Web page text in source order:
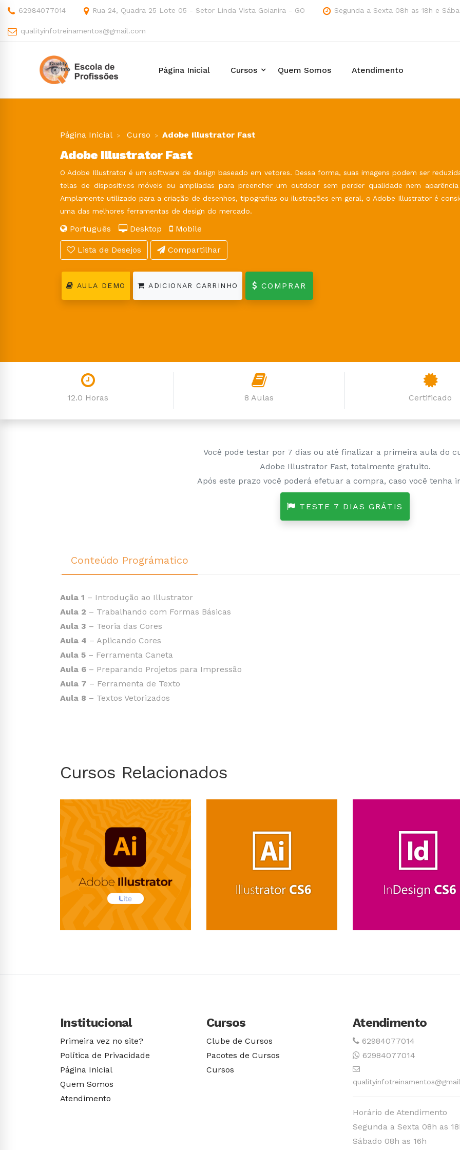
62984077014 Rua 24, Quadra 25 Lote 05 - Setor Linda Vista Goianira - GO Segunda a Sexta 08h as 18h e
qualityinfotreinamentos@gmail.com
Página Inicial Cursos Quem Somos Atendimento
Página Inicial Curso Adobe Illustrator Fast
Adobe Illustrator Fast
O Adobe Illustrator é um software de design baseado em vetores. Dessa forma, suas imagens podem ser
telas de dispositivos móveis ou ampliadas para preencher um outdoor sem perder qualidade nem aparência
Amplamente utilizado para a criação de desenhos, tipografias ou ilustrações em geral, o Adobe Illustrator é
uma das melhores ferramentas de design do mercado.
Português Desktop Mobile
Lista de Desejos Compartilhar
AULA DEMO ADICIONAR CARRINHO COMPRAR
12.0 Horas 8 Aulas Certificado
Você pode testar por 7 dias ou até finalizar a primeira aula do
Adobe Illustrator Fast, totalmente gratuito.
Após este prazo você poderá efetuar a compra, caso você tenha
TESTE 7 DIAS GRÁTIS
Conteúdo Prográmatico
Aula 1 – Introdução ao Illustrator
Aula 2 – Trabalhando com Formas Básicas
Aula 3 – Teoria das Cores
Aula 4 – Aplicando Cores
Aula 5 – Ferramenta Caneta
Aula 6 – Preparando Projetos para Impressão
Aula 7 – Ferramenta de Texto
Aula 8 – Textos Vetorizados
Cursos Relacionados
Institucional
Primeira vez no site?
Política de Privacidade
Página Inicial
Quem Somos
Atendimento
Cursos
Clube de Cursos
Pacotes de Cursos
Cursos
Atendimento
62984077014
62984077014
Horário de Atendimento
Segunda a Sexta 08h as
Sábado 08h as 16h